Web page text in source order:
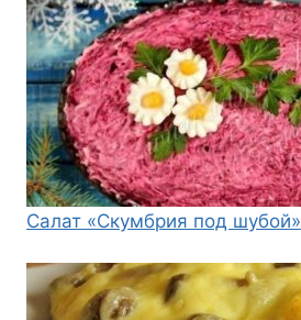
Салат «Скумбрия под шубой»